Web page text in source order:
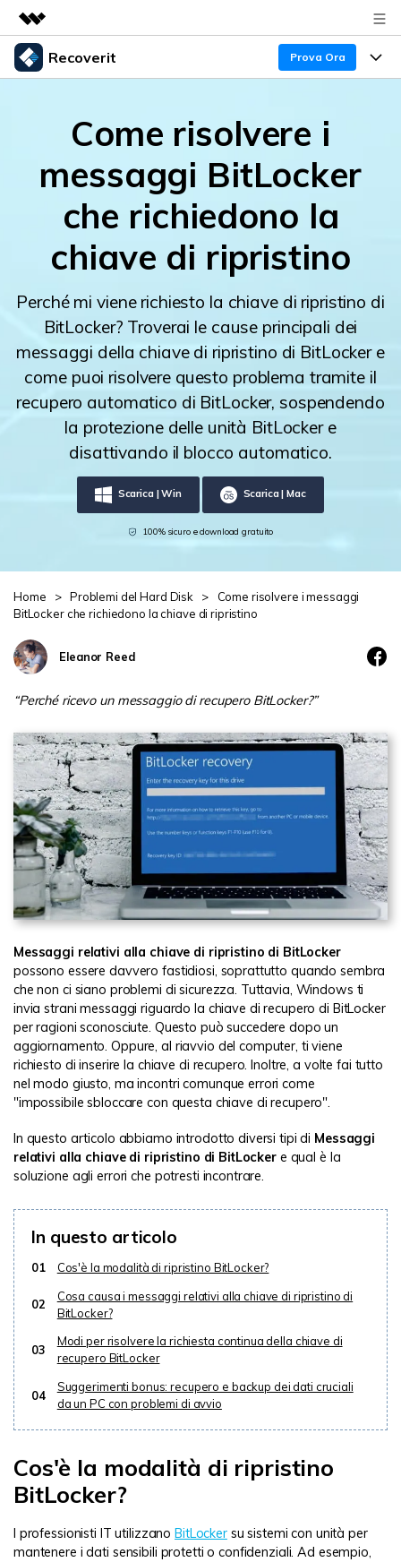
Prodotti in evidenza
Panoramica
Chi siamo
Sala stampa
Recoverit Prova Ora
Recupero Dati
Backup Dati
Riparazione Dati
Funzionalità
Recover file Media
Controlla tutte le caratteristiche
Problemi del Dispositivo Archiviazione
Problemi del Backup
Centro di conoscenza
TROVA ALTRE SOLUZIONI
Supporto
Novità
Storie
50% OFF!
SCARICA ORA Accedi
search
Come risolvere i
messaggi BitLocker
che richiedono la
chiave di ripristino
Perché mi viene richiesto la chiave di ripristino di
BitLocker? Troverai le cause principali dei
messaggi della chiave di ripristino di BitLocker e
come puoi risolvere questo problema tramite il
recupero automatico di BitLocker, sospendendo
la protezione delle unità BitLocker e
disattivando il blocco automatico.
Scarica | Win Scarica | Mac
100% sicuro e download gratuito
Home > Problemi del Hard Disk >
Come risolvere i messaggi
BitLocker che richiedono la chiave di ripristino
Eleanor Reed
“Perché ricevo un messaggio di recupero BitLocker?”
Messaggi relativi alla chiave di ripristino di BitLocker
possono essere davvero fastidiosi, soprattutto quando sembra
che non ci siano problemi di sicurezza. Tuttavia, Windows ti
invia strani messaggi riguardo la chiave di recupero di BitLocker
per ragioni sconosciute. Questo può succedere dopo un
aggiornamento. Oppure, al riavvio del computer, ti viene
richiesto di inserire la chiave di recupero. Inoltre, a volte fai tutto
nel modo giusto, ma incontri comunque errori come
"impossibile sbloccare con questa chiave di recupero".
In questo articolo abbiamo introdotto diversi tipi di Messaggi
relativi alla chiave di ripristino di BitLockere qual è la
soluzione agli errori che potresti incontrare.
In questo articolo
01 Cos'è la modalità di ripristino BitLocker?
02
Cosa causa i messaggi relativi alla chiave di ripristino di
BitLocker?
03
Modi per risolvere la richiesta continua della chiave di
recupero BitLocker
04
Suggerimenti bonus: recupero e backup dei dati cruciali
da un PC con problemi di avvio
Cos'è la modalità di ripristino
BitLocker?
I professionisti IT utilizzanoBitLockersu sistemi con unità per
mantenere i dati sensibili protetti o confidenziali. Ad esempio,